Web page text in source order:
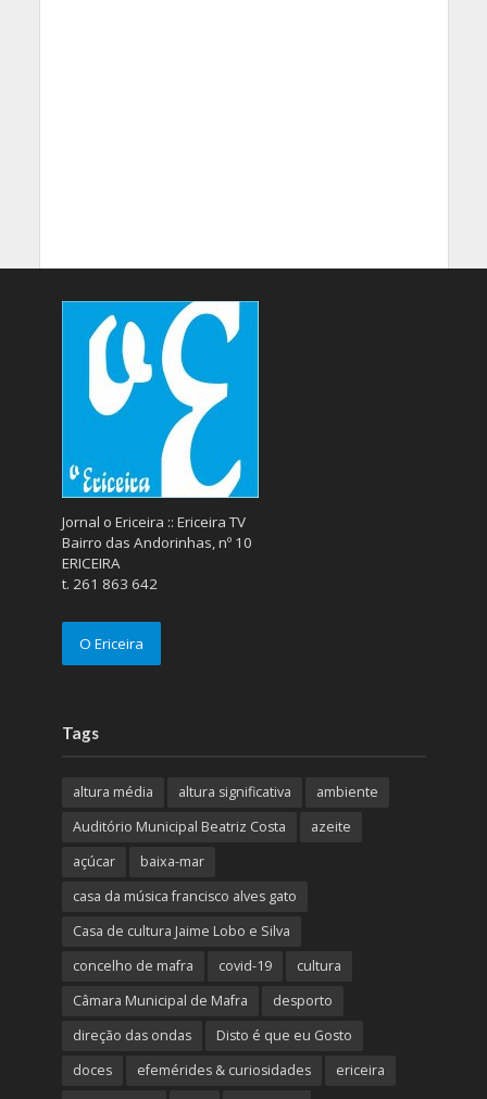
Jornal o Ericeira :: Ericeira TV
Bairro das Andorinhas, nº 10
ERICEIRA
t. 261 863 642
O Ericeira
Tags
altura média altura significativa
ambiente
Auditório Municipal Beatriz Costa
azeite
açúcar
baixa-mar
casa da música francisco alves gato
Casa de cultura Jaime Lobo e Silva
concelho de mafra
covid-19
cultura
Câmara Municipal de Mafra
desporto
direção das ondas
Disto é que eu Gosto
doces
efemérides & curiosidades
ericeira